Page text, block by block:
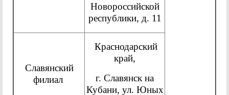
Новороссийской
республики, д. 11
Славянский
филиал
Краснодарский
край,
г. Славянск на
Кубани, ул. Юных